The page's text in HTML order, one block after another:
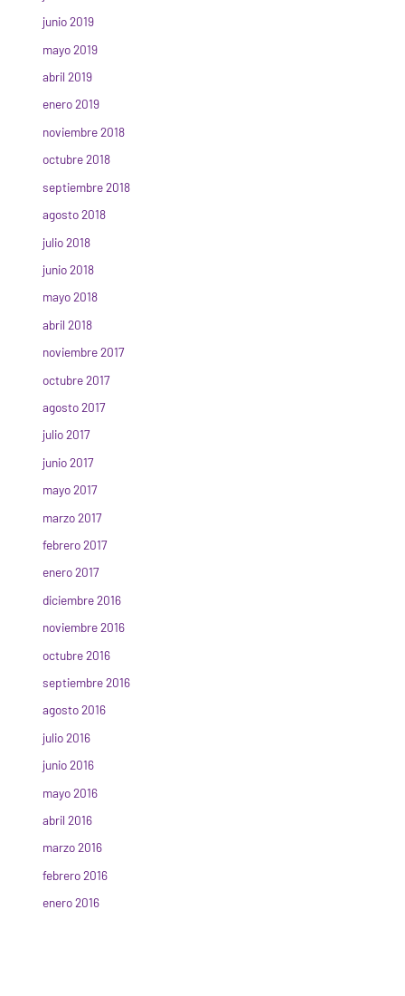
junio 2019
mayo 2019
abril 2019
enero 2019
noviembre 2018
octubre 2018
septiembre 2018
agosto 2018
julio 2018
junio 2018
mayo 2018
abril 2018
noviembre 2017
octubre 2017
agosto 2017
julio 2017
junio 2017
mayo 2017
marzo 2017
febrero 2017
enero 2017
diciembre 2016
noviembre 2016
octubre 2016
septiembre 2016
agosto 2016
julio 2016
junio 2016
mayo 2016
abril 2016
marzo 2016
febrero 2016
enero 2016